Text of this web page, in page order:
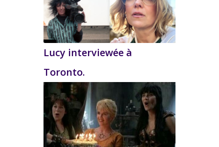
Lucy interviewée à
Toronto.